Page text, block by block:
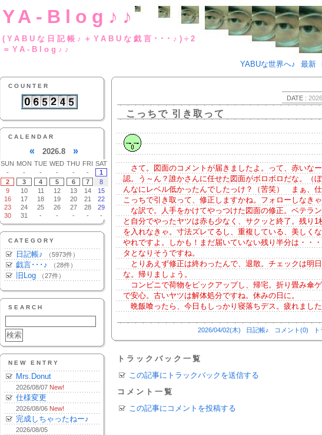
YA-Blog♪♪
(YABUな日記帳♪＋YABUな戯言･･
＝YA-Blog♪♪
YABUな世界へ♪
最新
COUNTER
CALENDAR
« 2026.8 »
SUN MON TUE WED THU FRI SAT
-
- - - - -
1
2
3 4 5 6 7
8
9
10 11 12 13 14
15
16
17 18 19 20 21
22
23
24 25 26 27 28
29
30
31 - - - - -
CATEGORY
日記帳♪ （5973件）
戯言･･･♪ （28件）
旧Log （27件）
SEARCH
NEW ENTRY
Mrs.Donut
2026/08/07 New!
仕様変更
2026/08/06 New!
完成しちゃったねー♪
2026/08/05
DATE :
こっちで 引き取って
さて。図面のコメントが届きましたよ。って、赤いな
認。う～ん？誰かさんに任せた図面がボロボロだな。（
んなにレベル低かったんでしたっけ？（苦笑） まぁ、仕
こっちで引き取って、修正しますかね。フォローしなきゃ
な訳で。人手をかけてやっつけた図面の修正。ベテラ
と自分でやったヤツは赤も少なく、サクッと終了。残り1
を入れなきゃ。寸法ズレてるし、重複している、美しく
やれですよ。しかも！まだ届いていない残り半分は・・
タとなりそうですね。
とりあえず修正は終わったんで、退散。チェックは明
な。帰りましょう。
コンビニで荷物をピックアップし、帰宅。折り畳み傘
で安心。古いヤツは解体処分ですね。休みの日に。
晩飯喰ったら、今日もしっかり寝落ちデス。疲れました
2026/04/02(木) 日記帳♪ コメント(0)
トラックバック一覧
この記事にトラックバックを送信する
コメント一覧
この記事にコメントを投稿する